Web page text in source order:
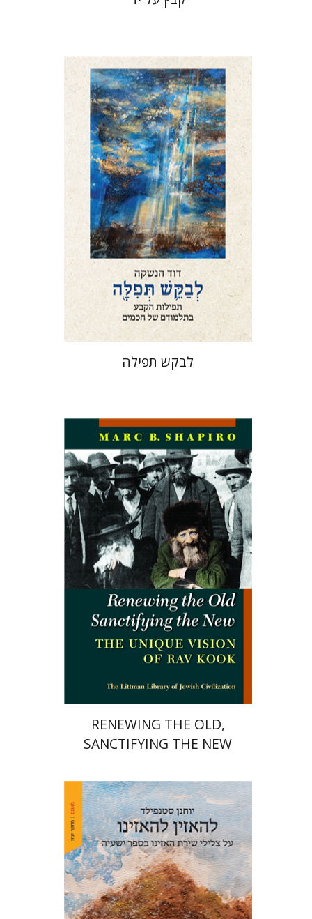
דוד הנשקה
הנחת אתר ספר מודפס
$85
$76
לבקש תפילה
מארק שפירו
הנחת אתר ספר מודפס
$38
$34
RENEWING THE OLD,
SANCTIFYING THE NEW
יוחנן סטנפילד